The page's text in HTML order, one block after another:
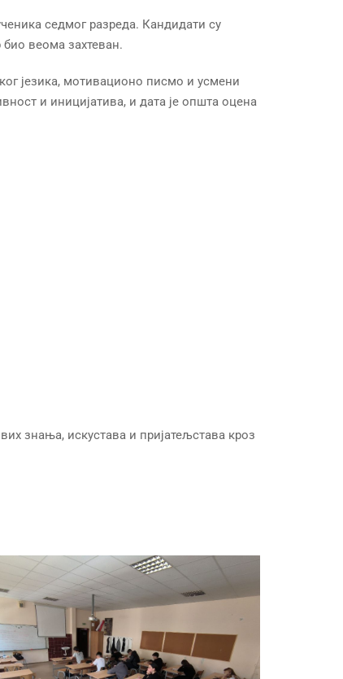
седмог разреда. Кандидати су
био веома захтеван.
језика, мотивационо писмо и усмени
и иницијатива, и дата је општа оцена
знања, искустава и пријатељстава кроз